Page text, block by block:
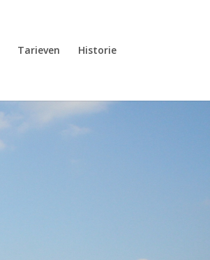
Tarieven Historie